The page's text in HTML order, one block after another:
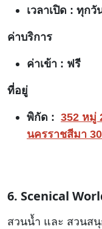
เวลาเปิด : ทุกวั
ค่าบริการ
ค่าเข้า : ฟรี
ที่อยู่
พิกัด : 352 หมู่
นครราชสีมา
6. Scenical
สวนน้ำ และ สวนสนุ